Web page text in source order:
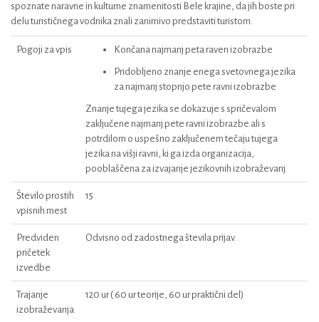
spoznate naravne in kulturne znamenitosti Bele krajine, da jih boste pri
delu turističnega vodnika znali zanimivo predstaviti turistom.
Pogoji za vpis Končana najmanj peta raven izobrazbe
Pridobljeno znanje enega svetovnega jezika
za najmanj stopnjo pete ravni izobrazbe
Znanje tujega jezika se dokazuje s spričevalom
zaključene najmanj pete ravni izobrazbe ali s
potrdilom o uspešno zaključenem tečaju tujega
jezika na višji ravni, ki ga izda organizacija,
pooblaščena za izvajanje jezikovnih izobraževanj.
Število prostih
vpisnih mest
15
Predviden
pričetek
izvedbe
Odvisno od zadostnega števila prijav.
Trajanje
izobraževanja
120 ur ( 60 ur teorije, 60 ur praktični del)